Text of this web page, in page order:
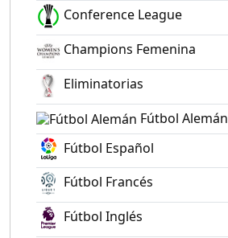
Conference League
Champions Femenina
Eliminatorias
Fútbol Alemán
Fútbol Español
Fútbol Francés
Fútbol Inglés